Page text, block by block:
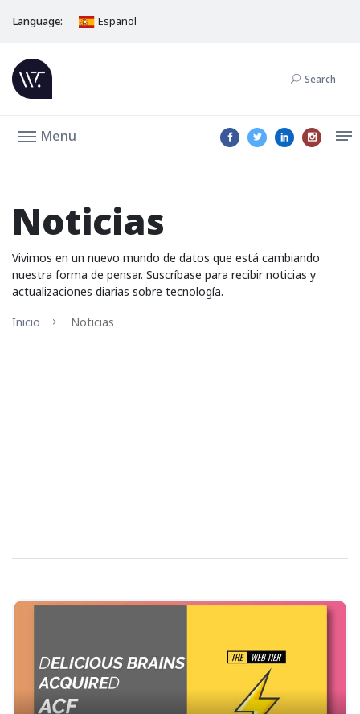
Language: Español
Search
Menu
Noticias
Vivimos en un nuevo mundo de datos que está cambiando
nuestra forma de pensar. Suscríbase para recibir noticias y
actualizaciones diarias sobre tecnología.
Inicio
Noticias